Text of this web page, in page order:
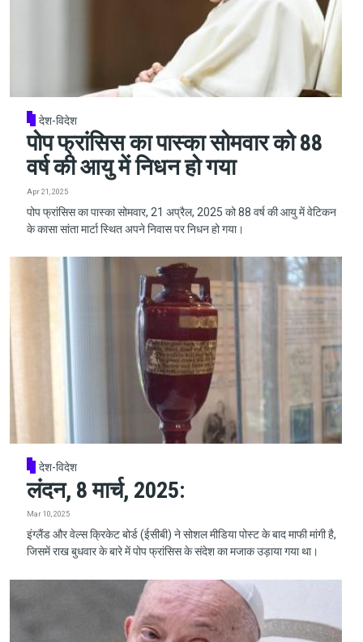
देश-विदेश
पोप फ्रांसिस का पास्का सोमवार को 88
वर्ष की आयु में निधन हो गया
Apr 21, 2025
पोप फ्रांसिस का पास्का सोमवार, 21 अप्रैल, 2025 को 88 वर्ष की आयु में वेटिकन
के कासा सांता मार्टा स्थित अपने निवास पर निधन हो गया।
देश-विदेश
लंदन, 8 मार्च, 2025:
Mar 10, 2025
इंग्लैंड और वेल्स क्रिकेट बोर्ड (ईसीबी) ने सोशल मीडिया पोस्ट के बाद माफी मांगी है,
जिसमें राख बुधवार के बारे में पोप फ्रांसिस के संदेश का मजाक उड़ाया गया था।